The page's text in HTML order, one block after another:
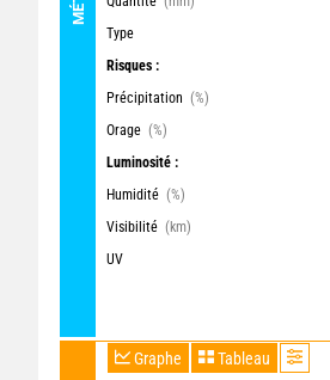
Type
Risques :
Précipitation (%)
Orage (%)
Luminosité :
Humidité (%)
Visibilité (km)
UV
Graphe Tableau